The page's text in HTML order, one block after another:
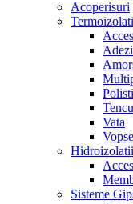
Acoperisuri
Vata
Hidroizolatii
Sisteme